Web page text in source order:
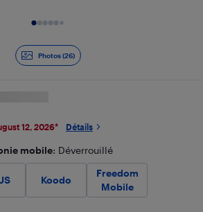
Photos (26)
12, 2026* Détails
mobile: Déverrouillé
Koodo
Freedom
Mobile